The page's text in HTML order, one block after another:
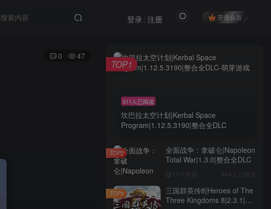
开通会员
登录 注册
0 47
511人已阅读
坎巴拉太空计划|Kerbal Space
Program|1.12.5.3190|整合全DLC
TOP1
全面战争：拿破仑|Napoleon
Total War|1.3.0|整合全DLC
11个月前 464人已阅读
TOP2
三国群英传8|Heroes of The
Three Kingdoms 8|2.3.1|整
TOP3